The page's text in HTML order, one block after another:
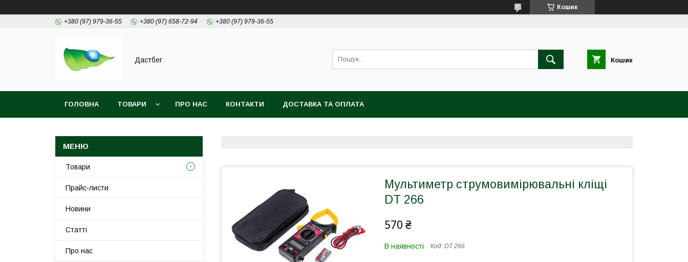
Кошик
+380 (97) 979-36-55 +380 (97) 658-72-94 +380 (97) 979-36-55
Дастбег Кошик
ГОЛОВНА ТОВАРИ ПРО НАС КОНТАКТИ ДОСТАВКА ТА ОПЛАТА
Мультиметр струмовимірювальні кліщі
DT 266
570 ₴
В наявності Код: DT 266
Товари
Прайс-листи
Новини
Статті
Про нас